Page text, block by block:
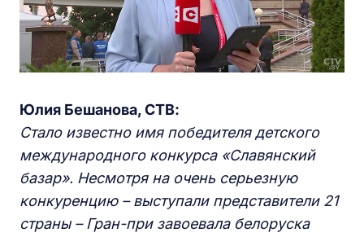
Юлия Бешанова, СТВ:
Стало известно имя победителя детского
международного конкурса «Славянский
базар». Несмотря на очень серьезную
конкуренцию – выступали представители 21
страны – Гран-при завоевала белоруска